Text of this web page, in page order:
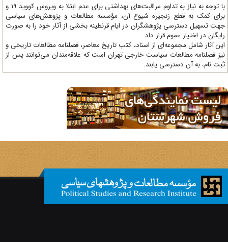
با توجه به نیاز به تداوم مراقبت‌های بهداشتی برای عدم ابتلا به ویروس کووید 19 و
کمک به قطع زنجیره شیوع آن، مؤسسه مطالعات و پژوهش‌های سیاسی
تسهیل دسترسی پژوهشگران در ایام قرنطینه بخشی از آثار خود را به صورت
در اختیار عموم قرار داد.
آثار شامل مجموعه‌ای از اسناد، کتب تاریخ معاصر، فصلنامه‌ مطالعات تاریخی و
فصلنامه مطالعات سیاست خارجی تهران است که علاقه‌مندان می‌توانند پس از
نام، به آن دسترسی یابند.